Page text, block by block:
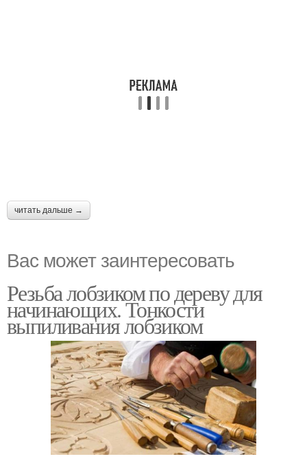
читать дальше →
Вас может заинтересовать
Резьба лобзиком по дереву для
начинающих. Тонкости
выпиливания лобзиком